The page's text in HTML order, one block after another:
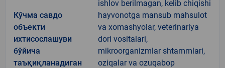
Кўчма савдо
объекти
ихтисослашуви
бўйича
таъқиқланадиган
ishlov berilmagan, kelib chiqishi
hayvonotga mansub mahsulot
va xomashyolar, veterinariya
dori vositalari,
mikroorganizmlar shtammlari,
oziqalar va ozuqabop